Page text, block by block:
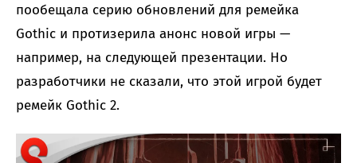
пообещала серию обновлений для ремейка
Gothic и протизерила анонс новой игры —
например, на следующей презентации. Но
разработчики не сказали, что этой игрой будет
ремейк Gothic 2.